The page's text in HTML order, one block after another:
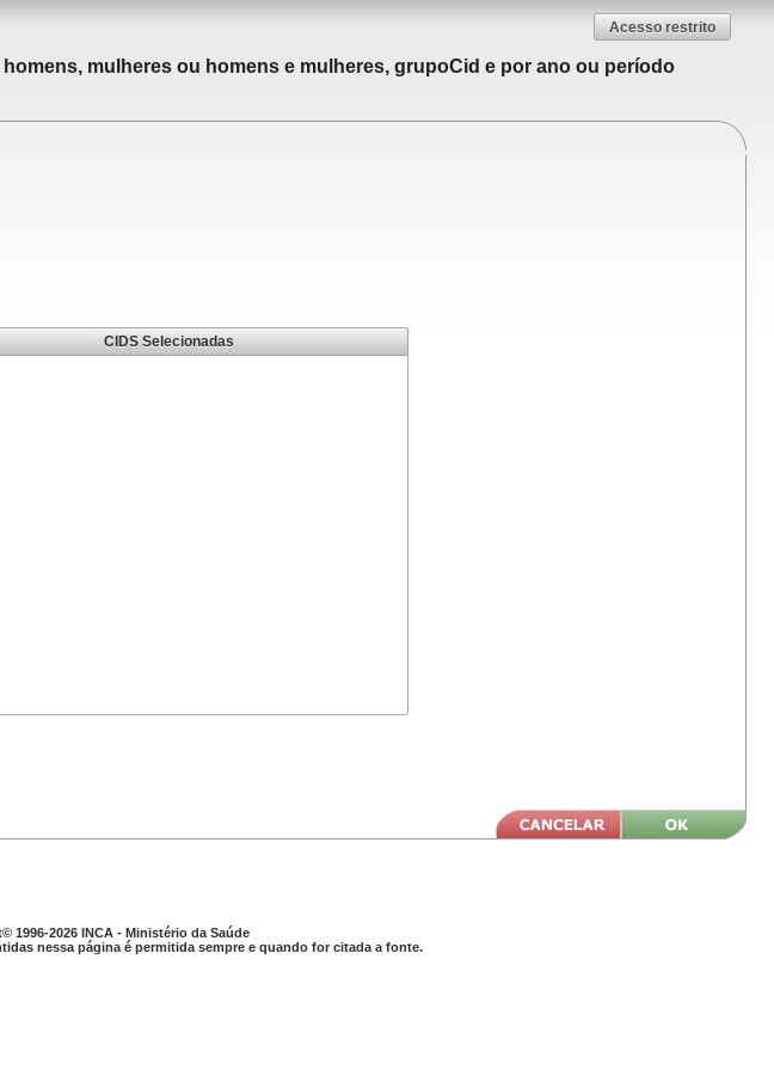
Acesso restrito
mulheres ou homens e mulheres, grupoCid e por ano ou período
CIDS Selecionadas
1996-2026 INCA - Ministério da Saúde
nessa página é permitida sempre e quando for citada a fonte.